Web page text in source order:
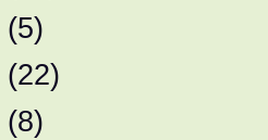
(5)
(22)
(8)